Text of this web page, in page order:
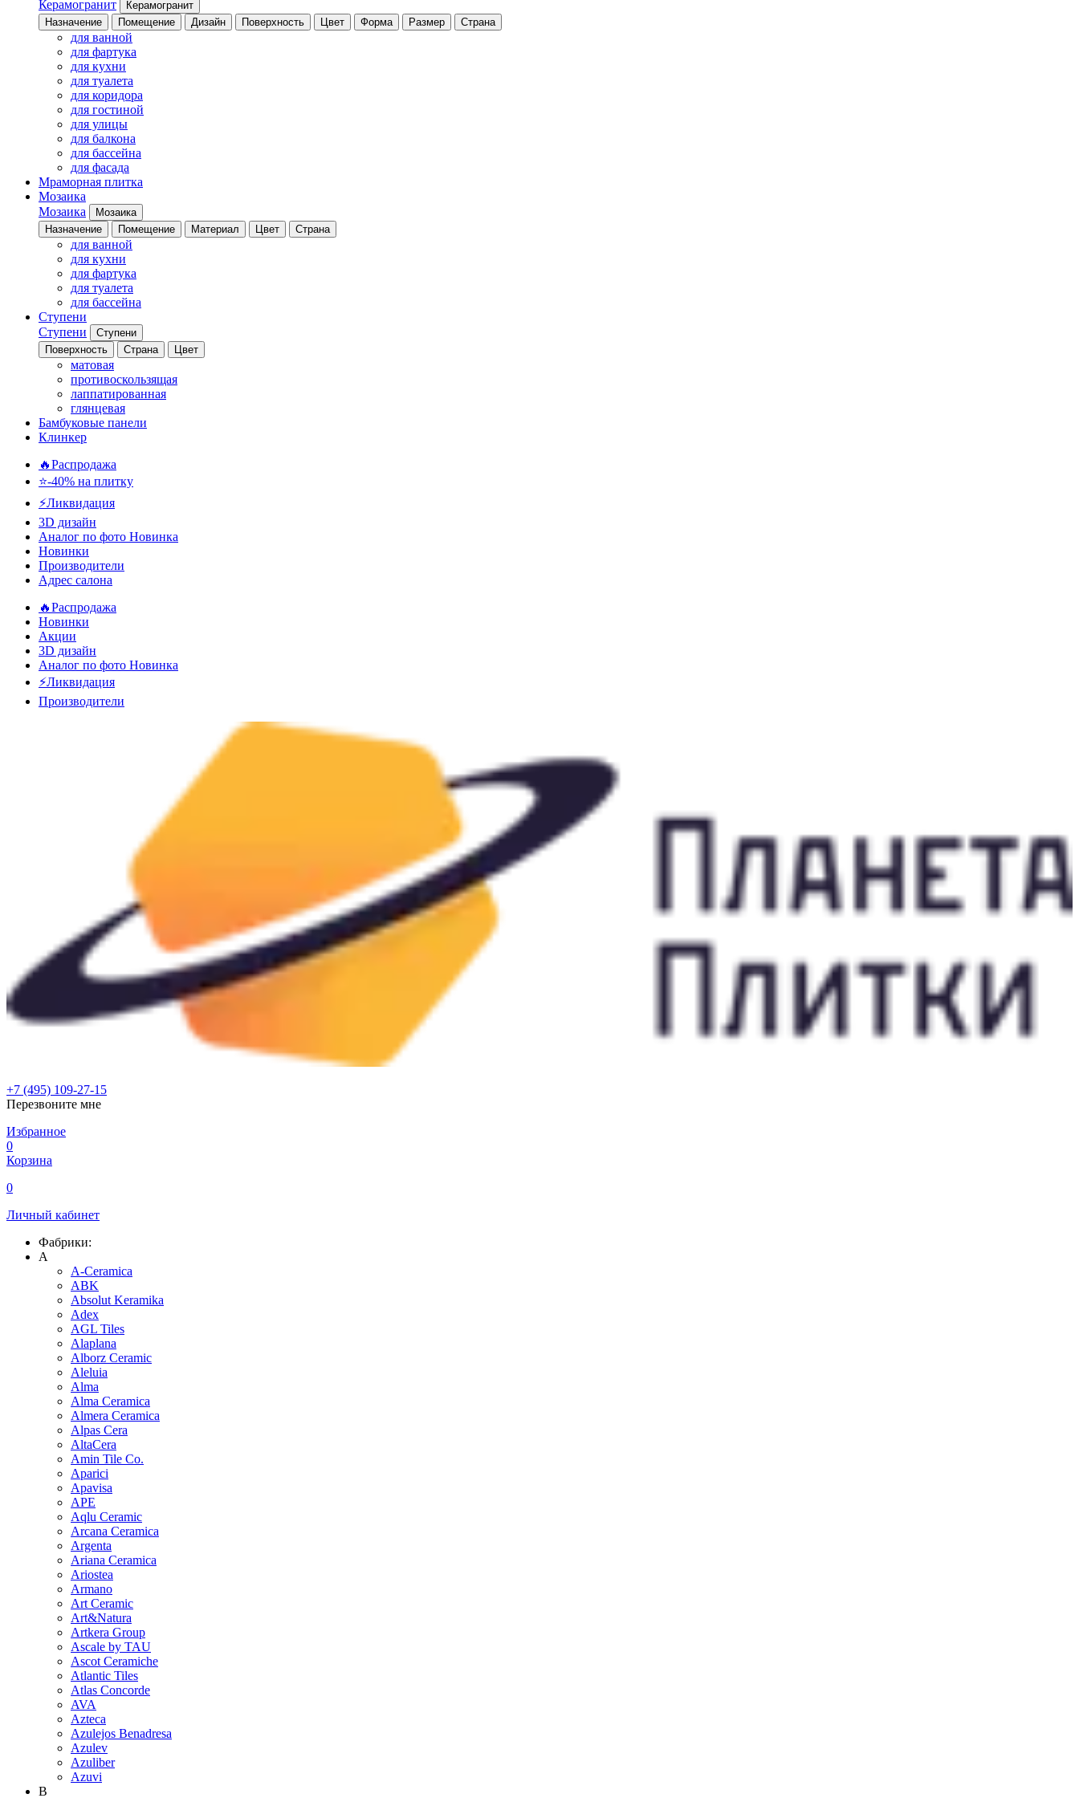
Керамогранит
Керамогранит
Назначение
Помещение Дизайн Поверхность Цвет Форма Размер Страна
для ванной
для фартука
для кухни
для туалета
для коридора
для гостиной
для улицы
для балкона
для бассейна
для фасада
Мраморная плитка
Мозаика
Мозаика
Мозаика
Назначение
Помещение Материал Цвет Страна
для ванной
для кухни
для фартука
для туалета
для бассейна
Ступени
Ступени
Ступени
Поверхность
Страна Цвет
матовая
противоскользящая
лаппатированная
глянцевая
Бамбуковые панели
Клинкер
🔥Распродажа
⭐-40% на плитку
⚡️Ликвидация
3D дизайн
Аналог по фото Новинка
Новинки
Производители
Адрес салона
🔥Распродажа
Новинки
Акции
3D дизайн
Аналог по фото Новинка
⚡Ликвидация
Производители
+7 (495) 109-27-15
Перезвоните мне
Избранное
0
Корзина
0
Личный кабинет
Фабрики:
A
A-Ceramica
ABK
Absolut Keramika
Adex
AGL Tiles
Alaplana
Alborz Ceramic
Aleluia
Alma
Alma Ceramica
Almera Ceramica
Alpas Cera
AltaCera
Amin Tile Co.
Aparici
Apavisa
APE
Aqlu Ceramic
Arcana Ceramica
Argenta
Ariana Ceramica
Ariostea
Armano
Art Ceramic
Art&Natura
Artkera Group
Ascale by TAU
Ascot Ceramiche
Atlantic Tiles
Atlas Concorde
AVA
Azteca
Azulejos Benadresa
Azulev
Azuliber
Azuvi
B